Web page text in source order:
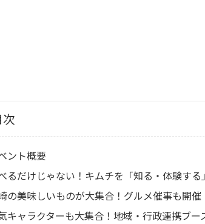
次
ント概要
るだけじゃない！キムチを「知る・体験する
の美味しいものが大集合！グルメ催事も開催
キャラクターも大集合！地域・行政連携ブー